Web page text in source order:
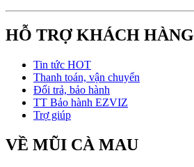
HỖ TRỢ KHÁCH HÀNG
Tin tức HOT
Thanh toán, vận chuyển
Đổi trả, bảo hành
TT Bảo hành EZVIZ
Trợ giúp
VỀ MŨI CÀ MAU